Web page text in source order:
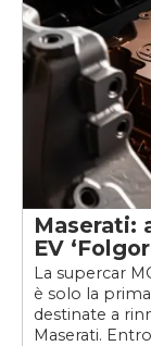
#SUPERCAR
Maserati:
EV
La supercar
è solo la
destinate a
Maserati.